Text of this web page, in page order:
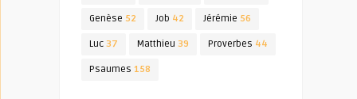
Genèse 52 Job 42 Jérémie 56
Luc 37 Matthieu 39 Proverbes 44
Psaumes 158